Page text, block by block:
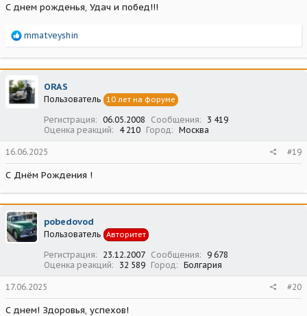
С днем рожденья, Удач и побед!!!
Р
а
к
ц
и
и
mmatveyshin
ORAS
Пользователь 10 лет на форуме
Регистрация 06.05.2008 Сообщения
3 419
Оценка реакций
4 210 Город Москва
16.06.2025 #19
С Днём Рождения !
pobedovod
Пользователь Авторитет
Регистрация 23.12.2007 Сообщения
9 678
Оценка реакций
32 589 Город Болгария
17.06.2025 #20
С днем! Здоровья, успехов!